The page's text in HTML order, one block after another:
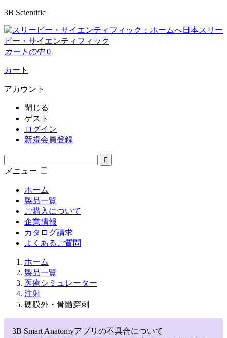
3B Scientific
日本スリー
ビー・サイエンティフィック
カートの中 0
カート
アカウント
閉じる
ゲスト
ログイン
新規会員登録
メニュー
ホーム
製品一覧
ご購入について
企業情報
カタログ請求
よくあるご質問
ホーム
製品一覧
医療シミュレーター
注射
硬膜外・骨髄穿刺
3B Smart Anatomyアプリの不具合について